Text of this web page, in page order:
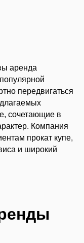
аренда
передвигаться
сочетающие в
Компания
прокат купе,
и широкий